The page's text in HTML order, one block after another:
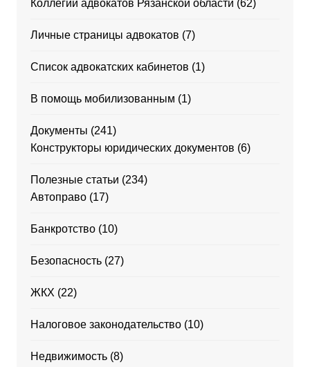
Коллегии адвокатов Рязанской области (62)
Личные страницы адвокатов (7)
Список адвокатских кабинетов (1)
В помощь мобилизованным (1)
Документы (241)
Конструкторы юридических документов (6)
Полезные статьи (234)
Автоправо(17)
Банкротство(10)
Безопасность(27)
ЖКХ (22)
Налоговое законодательство(10)
Недвижимость(8)